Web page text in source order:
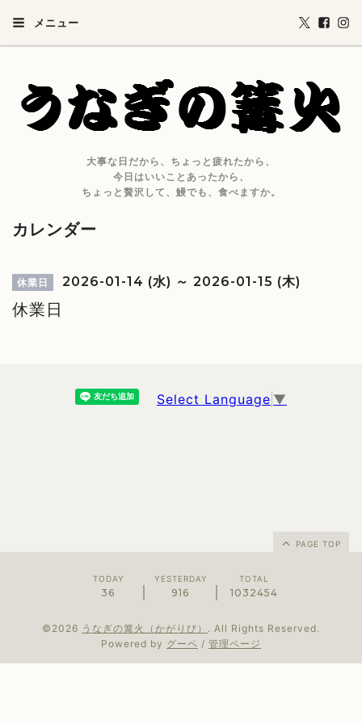
メニュー
大事な日だから、ちょっと疲れたから、
今日はいいことあったから、
ちょっと贅沢して、鰻でも、食べますか。
カレンダー
休業日 2026-01-14 (水) ～ 2026-01-15 (木)
休業日
Select Language ▼
PAGE TOP
TODAY
36
YESTERDAY
916
TOTAL
1032454
©2026 うなぎの篝火（かがりび） . All Rights Reserved.
Powered by グーペ / 管理ページ